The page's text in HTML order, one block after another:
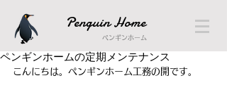
Penguin Home
ペンギンホーム
ペンギンホームの定期メンテナンス
こんにちは。ペンギンホーム工務の開です。